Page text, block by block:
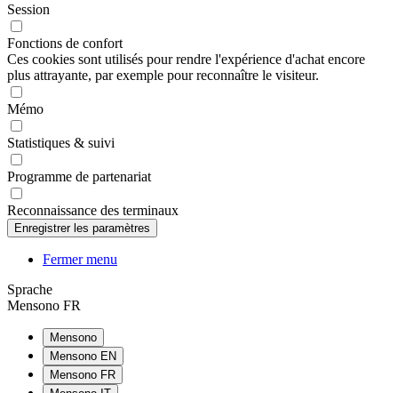
Session
Fonctions de confort
Ces cookies sont utilisés pour rendre l'expérience d'achat encore
plus attrayante, par exemple pour reconnaître le visiteur.
Mémo
Statistiques & suivi
Programme de partenariat
Reconnaissance des terminaux
Fermer menu
Sprache
Mensono FR
Mensono
Mensono EN
Mensono FR